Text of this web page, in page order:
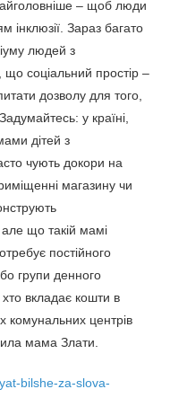
– щоб люди
інклюзії. Зараз багато
людей з
що соціальний простір –
дозволу для того,
у країні,
дітей з
чують докори на
магазину чи
що такій мамі
постійного
групи денного
хто вкладає кошти в
комунальних центрів
мама Злати.
bilshe-za-slova-